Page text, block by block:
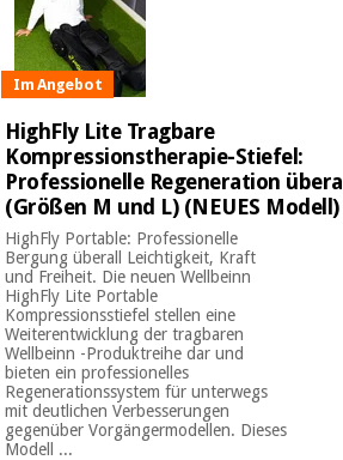
Im Angebot
HighFly Lite Tragbare
Kompressionstherapie-Stiefel:
Professionelle Regeneration überall
(Größen M und L) (NEUES Modell)
HighFly Portable: Professionelle
Bergung überall Leichtigkeit, Kraft
und Freiheit. Die neuen Wellbeinn
HighFly Lite Portable
Kompressionsstiefel stellen eine
Weiterentwicklung der tragbaren
Wellbeinn -Produktreihe dar und
bieten ein professionelles
Regenerationssystem für unterwegs
mit deutlichen Verbesserungen
gegenüber Vorgängermodellen. Dieses
Modell ...